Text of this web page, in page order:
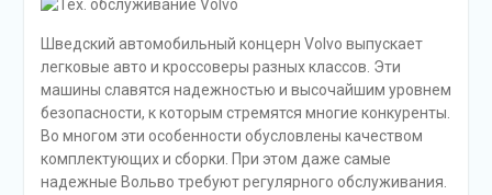
Шведский автомобильный концерн Volvo выпускает
легковые авто и кроссоверы разных классов. Эти
машины славятся надежностью и высочайшим уровнем
безопасности, к которым стремятся многие конкуренты.
Во многом эти особенности обусловлены качеством
комплектующих и сборки. При этом даже самые
надежные Вольво требуют регулярного обслуживания.